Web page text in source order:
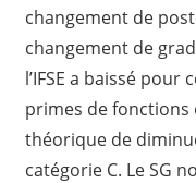
changement de
changement de
l’IFSE a baissé
primes de fonctions
théorique de
catégorie C. Le SG